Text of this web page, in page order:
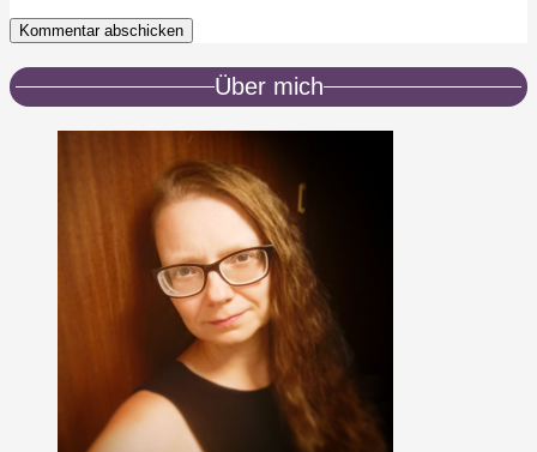
Kommentar abschicken
Über mich